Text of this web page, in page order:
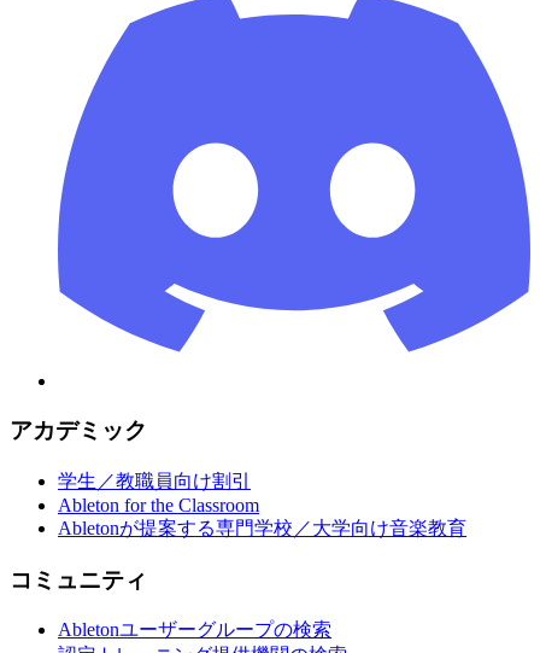
アカデミック
学生／教職員向け割引
Ableton for the Classroom
Abletonが提案する専門学校／大学向け音楽教育
コミュニティ
Abletonユーザーグループの検索